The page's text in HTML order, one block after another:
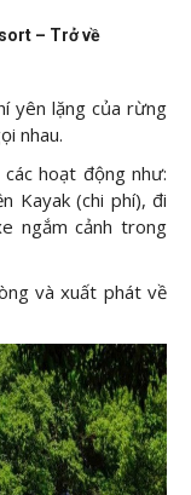
– Trở về
yên lặng của rừng
nhau.
hoạt động như:
Kayak (chi phí), đi
ngắm cảnh trong
và xuất phát về